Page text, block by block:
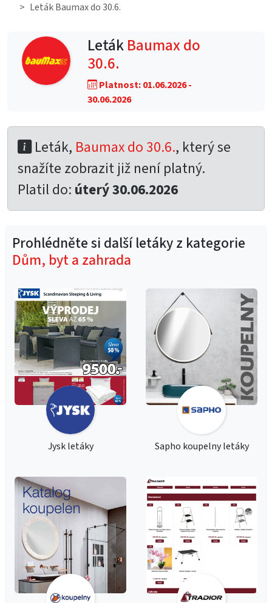
Leták Baumax do 30.6.
LetákBaumax do
30.6.
Platnost: 01.06.2026 -
30.06.2026
Leták, Baumax do 30.6., který se
snažíte zobrazit již není platný.
Platil do: úterý 30.06.2026
Prohlédněte si další letáky z kategorie
Dům, byt a zahrada
Jysk letáky Sapho koupelny letáky